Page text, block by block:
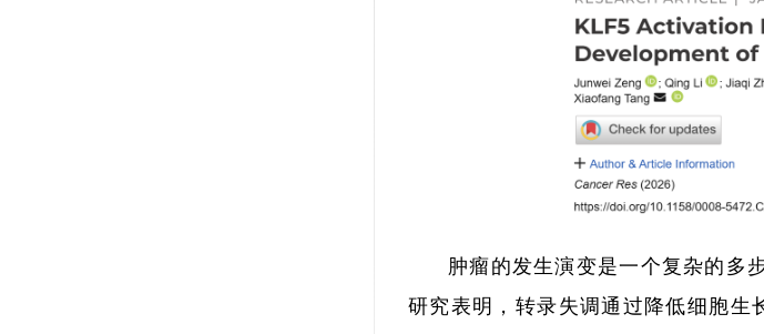
肿瘤的发生演变是一个复杂的多
研究表明，转录失调通过降低细胞生